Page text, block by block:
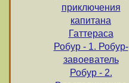
приключения
капитана
Гаттераса
Робур - 1. Робур-
завоеватель
Робур - 2.